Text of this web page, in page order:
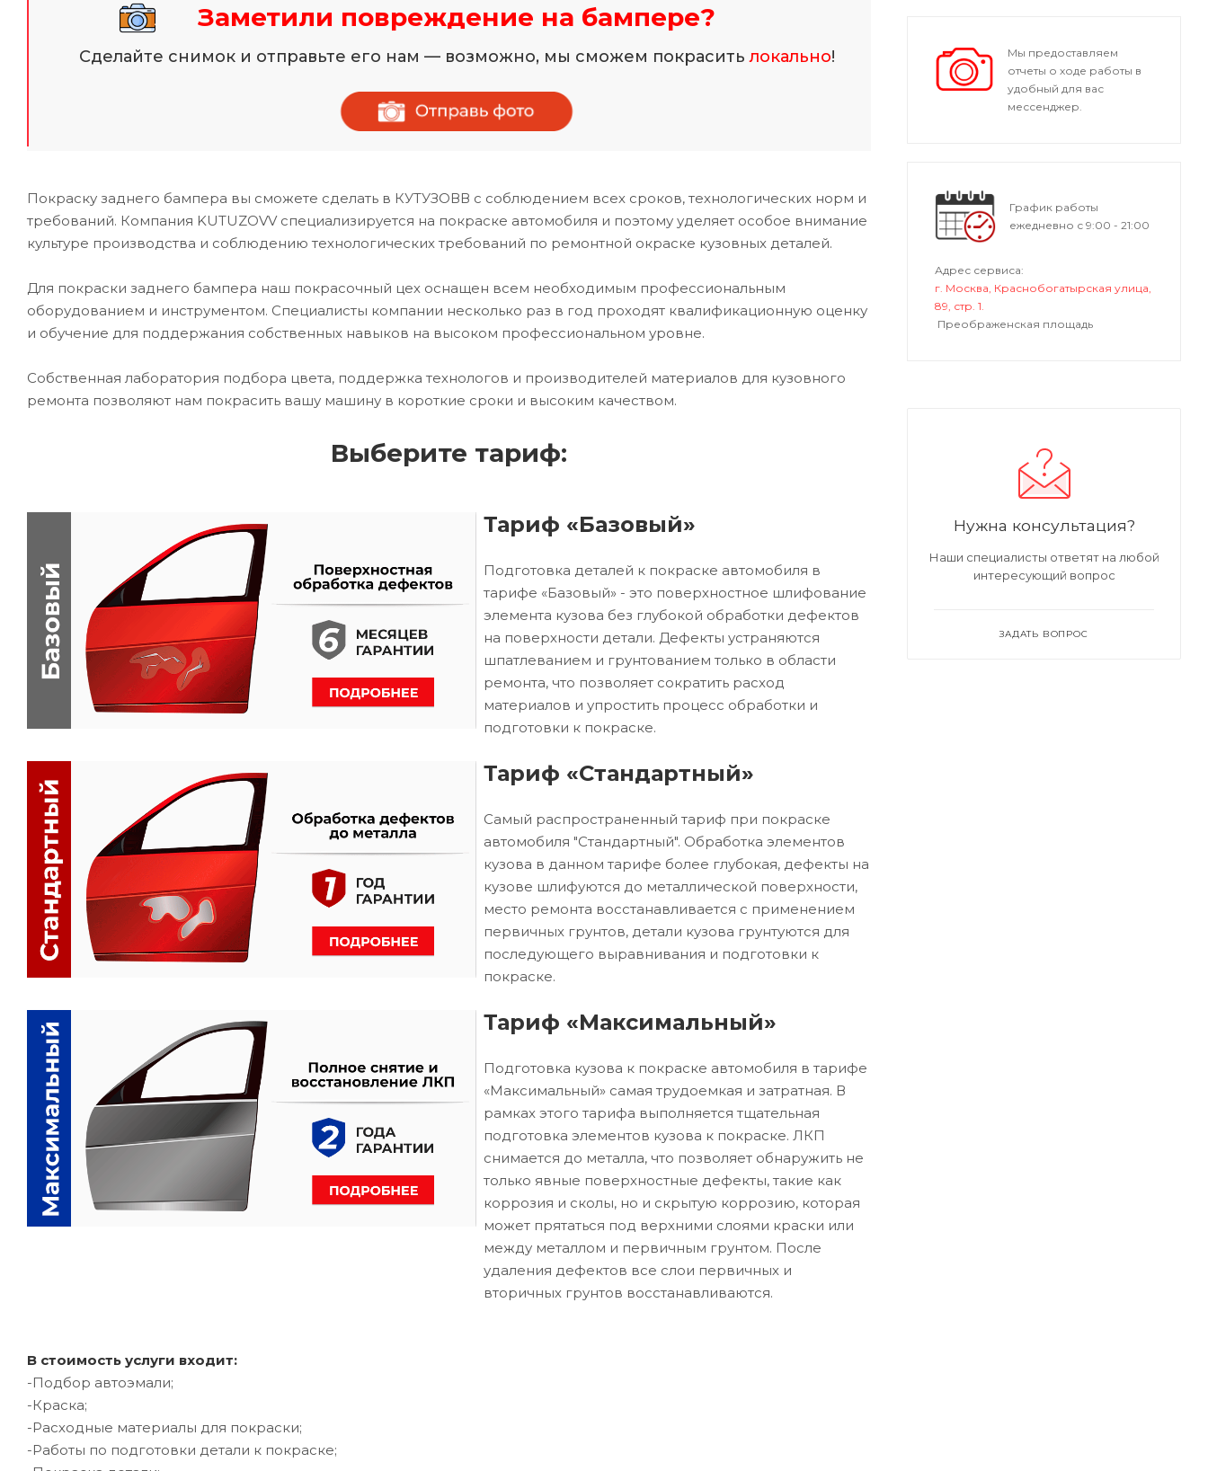
Заметили повреждение на бампере?
Сделайте снимок и отправьте его нам — возможно, мы сможем покраситьлокально!
Покраску заднего бампера вы сможете сделать в КУТУЗОВВ с соблюдением всех сроков, технологических норм и
требований. Компания KUTUZOVV специализируется на покраске автомобиля и поэтому уделяет особое внимание
культуре производства и соблюдению технологических требований по ремонтной окраске кузовных деталей.
Для покраски заднего бампера наш покрасочный цех оснащен всем необходимым профессиональным
оборудованием и инструментом. Специалисты компании несколько раз в год проходят квалификационную оценку
и обучение для поддержания собственных навыков на высоком профессиональном уровне.
Собственная лаборатория подбора цвета, поддержка технологов и производителей материалов для кузовного
ремонта позволяют нам покрасить вашу машину в короткие сроки и высоким качеством.
Выберите тариф:
Тариф «Базовый»
Подготовка деталей к покраске автомобиля в
тарифе «Базовый» - это поверхностное шлифование
элемента кузова без глубокой обработки дефектов
на поверхности детали. Дефекты устраняются
шпатлеванием и грунтованием только в области
ремонта, что позволяет сократить расход
материалов и упростить процесс обработки и
подготовки к покраске.
Тариф «Стандартный»
Самый распространенный тариф при покраске
автомобиля "Стандартный". Обработка элементов
кузова в данном тарифе более глубокая, дефекты на
кузове шлифуются до металлической поверхности,
место ремонта восстанавливается с применением
первичных грунтов, детали кузова грунтуются для
последующего выравнивания и подготовки к
покраске.
Тариф «Максимальный»
Подготовка кузова к покраске автомобиля в тарифе
«Максимальный» самая трудоемкая и затратная. В
рамках этого тарифа выполняется тщательная
подготовка элементов кузова к покраске. ЛКП
снимается до металла, что позволяет обнаружить не
только явные поверхностные дефекты, такие как
коррозия и сколы, но и скрытую коррозию, которая
может прятаться под верхними слоями краски или
между металлом и первичным грунтом. После
удаления дефектов все слои первичных и
вторичных грунтов восстанавливаются.
В стоимость услуги входит:
-Подбор автоэмали;
-Краска;
-Расходные материалы для покраски;
-Работы по подготовки детали к покраске;
Мы предоставляем
отчеты о ходе работы в
удобный для вас
мессенджер.
График работы
ежедневно с 9:00 - 21:00
Адрес сервиса:
г. Москва, Краснобогатырская улица,
89, стр. 1.
Преображенская площадь
Нужна консультация?
Наши специалисты ответят на любой
интересующий вопрос
ЗАДАТЬ ВОПРОС